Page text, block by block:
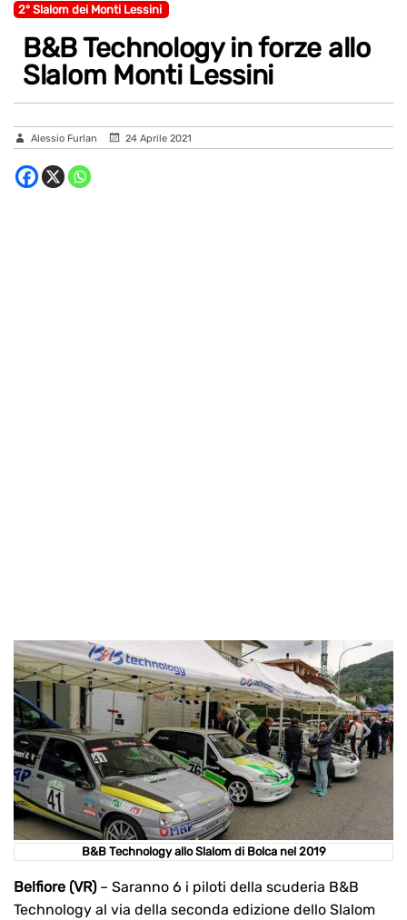
2° Slalom dei Monti Lessini
B&B Technology in forze allo
Slalom Monti Lessini
Alessio Furlan 24 Aprile 2021
B&B Technology allo Slalom di Bolca nel 2019
Belfiore (VR)– Saranno 6 i piloti della scuderia B&B
Technology al via della seconda edizione dello Slalom